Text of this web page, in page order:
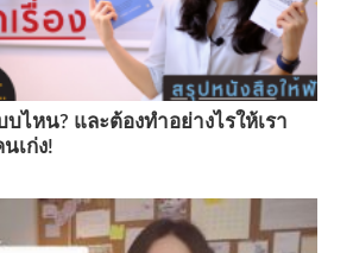
บไหน? และต้องทำอย่างไรให้เรา
เก่ง!